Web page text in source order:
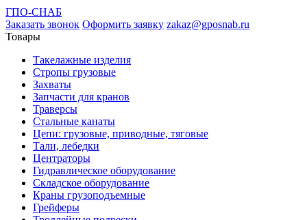
ГПО-СНАБ
Заказать звонок Оформить заявку zakaz@gposnab.ru
Товары
Такелажные изделия
Стропы грузовые
Захваты
Запчасти для кранов
Траверсы
Стальные канаты
Цепи: грузовые, приводные, тяговые
Тали, лебедки
Центраторы
Гидравлическое оборудование
Складское оборудование
Краны грузоподъемные
Грейферы